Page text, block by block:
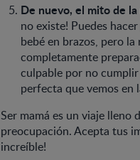
De nuevo, el mito de
no existe! Puedes
bebé en brazos, pero
completamente
culpable por no
perfecta que vemos en
Ser mamá es un viaje lleno
preocupación. Acepta tus
increíble!